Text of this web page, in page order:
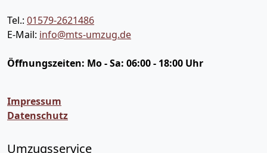
Tel.: 01579-2621486
E-Mail: info@mts-umzug.de
Öffnungszeiten: Mo - Sa: 06:00 - 18:00 Uhr
Impressum
Datenschutz
Umzugsservice